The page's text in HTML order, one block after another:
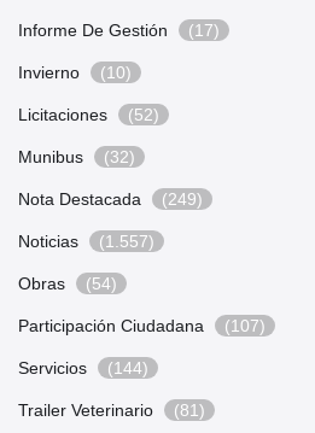
Informe De Gestión (17)
Invierno (10)
Licitaciones (52)
Munibus (32)
Nota Destacada (249)
Noticias (1.557)
Obras (54)
Participación Ciudadana (107)
Servicios (144)
Trailer Veterinario (81)